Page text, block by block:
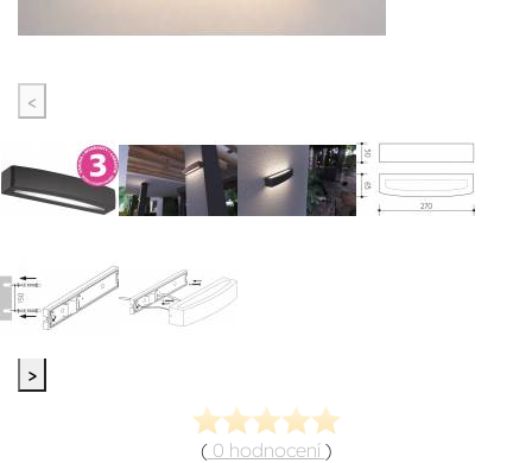
<
>
( 0 hodnocení )